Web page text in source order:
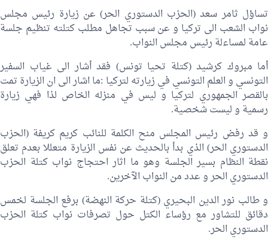
تساؤل ثامر سعد (الحزب الدستوري الحر) عن زيارة رئيس مجلس
نواب الشعب الى تركيا و عن سبب تجاهل مطلب كتلته تنظيم جلسة
عامة لمساءلة رئيس مجلس النواب.
أما مبروك كرشيد (كتلة تحيا تونس) فقد أشار الى غياب السفير
التونسي و العلم التونسي في زيارته لتركيا :ما اشار الى ان الزيارة تمت
بالقصر الجمهوري لتركيا و ليس في منزله الخاص لذا فهي زيارة
رسمية و ليست شخصية.
و قد رفض رئيس المجلس منح الكلمة للنائب كريم كريفة (الحزب
الدستوري الحر) الذي بدأ بالحديث عن نفس الزيارة متعللا بعدم تعلق
نقطة النظام بسير الجلسة وهو ما اثار احتجاج نواب كتلة الحزب
الدستوري الحر و عدد من النواب الآخرين.
و طالب نور الدين البحيري (كتلة حركة النهضة) برفع الجلسة لخمس
دقائق للتشاور مع رؤساء الكتل حول تصرفات نواب كتلة الحزب
الدستوري الحر.